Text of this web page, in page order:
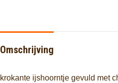
Omschrijving
krokante ijshoorntje gevuld met